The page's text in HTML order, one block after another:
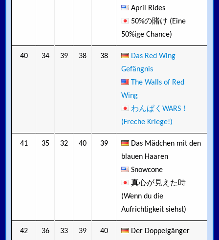
April Rides
50%の賭け (Eine
50%ige Chance)
40 34 39 38 38
Das Red Wing
Gefängnis
The Walls of Red
Wing
わんぱくWARS！
(Freche Kriege!)
41 35 32 40 39
Das Mädchen mit den
blauen Haaren
Snowcone
真心が見えた時
(Wenn du die
Aufrichtigkeit siehst)
42 36 33 39 40
Der Doppelgänger